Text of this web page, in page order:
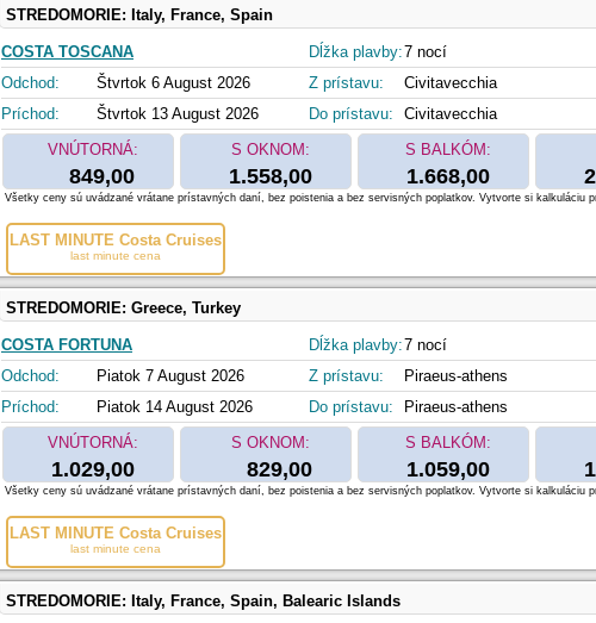
STREDOMORIE: Italy, France, Spain
COSTA TOSCANA
Odchod:
Štvrtok 6 August 2026
Príchod:
Štvrtok 13 August 2026
Dĺžka plavby:7 nocí
Z prístavu:
Civitavecchia
Do prístavu:
Civitavecchia
VNÚTORNÁ:
849,00
S OKNOM:
1.558,00
S BALKÓM:
1.668,00
LAST MINUTE Costa Cruises
last minute cena
Všetky ceny sú uvádzané vrátane prístavných daní, bez poistenia a bez servisných poplatkov. Vytvorte si kalkuláciu
STREDOMORIE: Greece, Turkey
COSTA FORTUNA
Odchod:
Piatok 7 August 2026
Príchod:
Piatok 14 August 2026
Dĺžka plavby:7 nocí
Z prístavu:
Piraeus-athens
Do prístavu:
Piraeus-athens
VNÚTORNÁ:
1.029,00
S OKNOM:
829,00
S BALKÓM:
1.059,00
LAST MINUTE Costa Cruises
last minute cena
Všetky ceny sú uvádzané vrátane prístavných daní, bez poistenia a bez servisných poplatkov. Vytvorte si kalkuláciu
STREDOMORIE: Italy, France, Spain, Balearic Islands